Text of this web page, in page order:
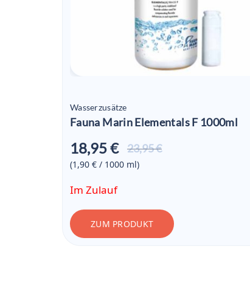
Wasserzusätze
Fauna Marin Elementals F 1000ml
23,95 €
18,95 €
Aktueller
(1,90 € / 1000 ml)
Im Zulauf
ZUM PRODUKT